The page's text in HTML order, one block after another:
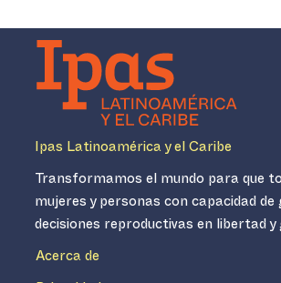
Ipas Latinoamérica y el Caribe
Transformamos el mundo para que
mujeres y personas con capacidad de
decisiones reproductivas en libertad y
Acerca de